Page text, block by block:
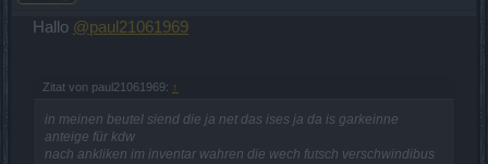
Hallo @paul21061969
Zitat von paul21061969: ↑
in meinen beutel siend die ja net das ises ja da is garkeinne
anteige für kdw
nach ankliken im inventar wahren die wech futsch verschwindibus